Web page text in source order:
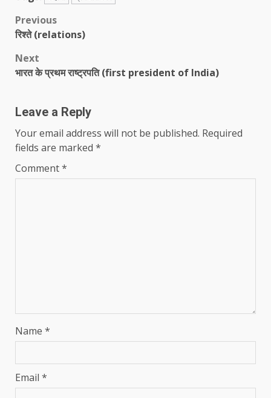
Post
Previous
रिश्ते (relations)
Next
भारत के प्रथम राष्ट्रपति (first president of India)
Leave a Reply
Your email address will not be published. Required
fields are marked *
Comment*
Name *
Email *